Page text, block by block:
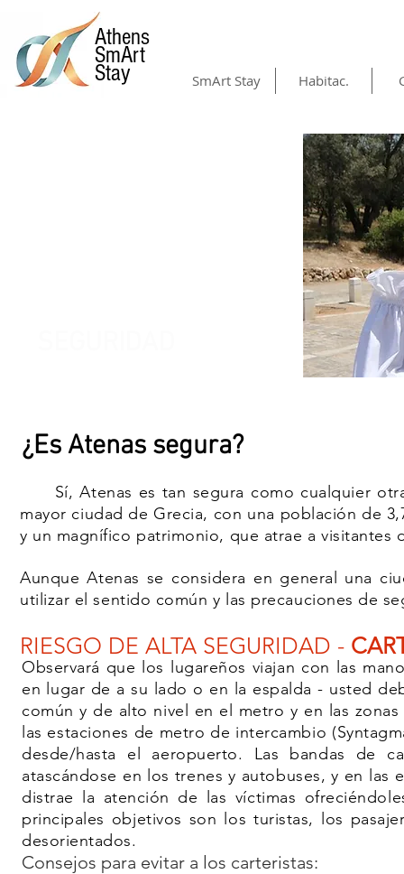
SmArt Stay Habitac.
Athens
SmArt
Stay
¿Es Atenas segura?
Sí, Atenas es tan segura como cualquier
mayor ciudad de Grecia, con una población de
y un magnífico patrimonio, que atrae a visitantes
Aunque Atenas se considera en general una
utilizar el sentido común y las precauciones de
RIESGO DE ALTA SEGURIDAD -
Observará que los lugareños viajan con las
en lugar de a su lado o en la espalda - usted
común y de alto nivel en el metro y en las
las estaciones de metro de intercambio
desde/hasta el aeropuerto. Las bandas de
atascándose en los trenes y autobuses, y en
distrae la atención de las víctimas
principales objetivos son los turistas, los
desorientados.
Consejos para evitar a los carteristas: